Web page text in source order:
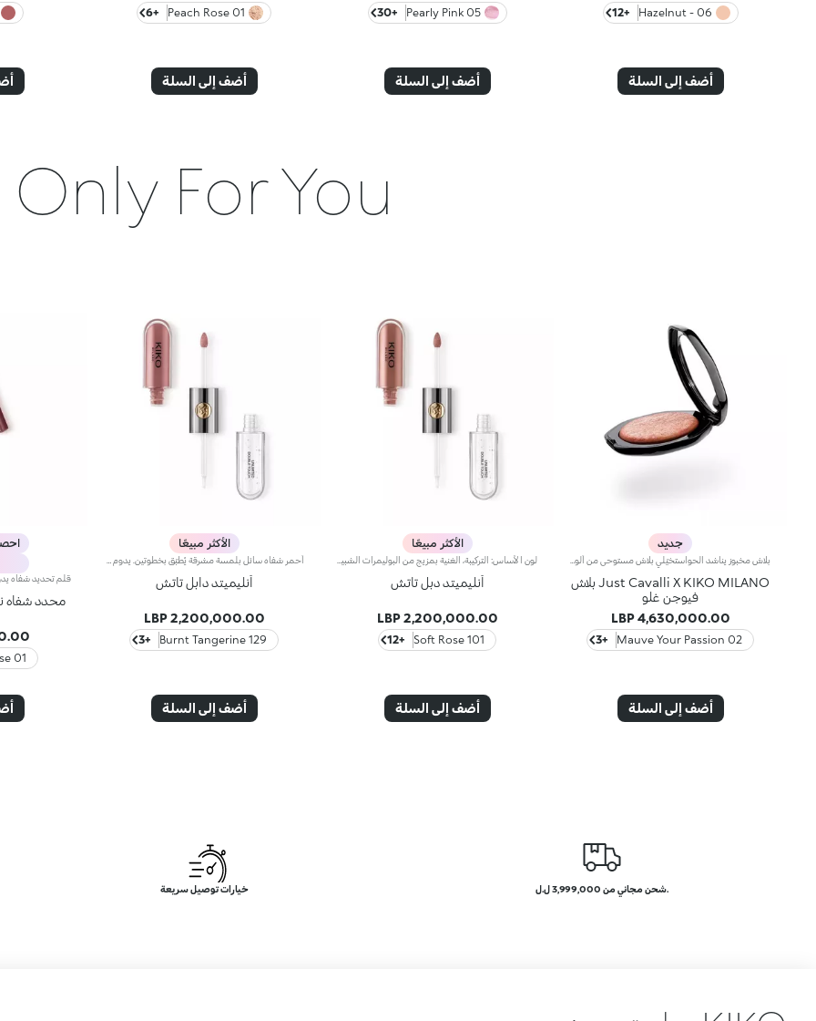
06 - Hazelnut
+12
أضف إلى السلة
05 Pearly Pink
+30
أضف إلى السلة
01 Peach Rose
+6
أضف إلى السلة
Only For You
جديد
Just Cavalli X KIKO MILANO بلاش
فيوجن غلو
4,630,000.00 LBP
02 Mauve Your Passion
+3
أضف إلى السلة
الأكثر مبيعًا
أنليميتد دبل تاتش
2,200,000.00 LBP
101 Soft Rose
+12
أضف إلى السلة
الأكثر مبيعًا
أنليميتد دابل تاتش
2,200,000.00 LBP
129 Burnt Tangerine
+3
أضف إلى السلة
احصل
محدد شفاه
LBP
01 Natural Rose
.شحن مجاني من 3,999,000 ل.ل خيارات توصيل سريعة